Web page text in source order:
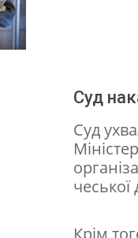
т
а
в
н
Суд
Суд
чеської
Крім